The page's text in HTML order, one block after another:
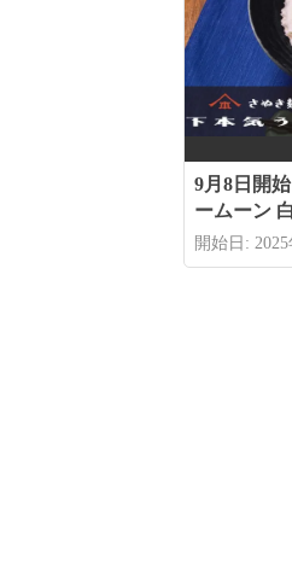
9月8日開
ームーン
開始日: